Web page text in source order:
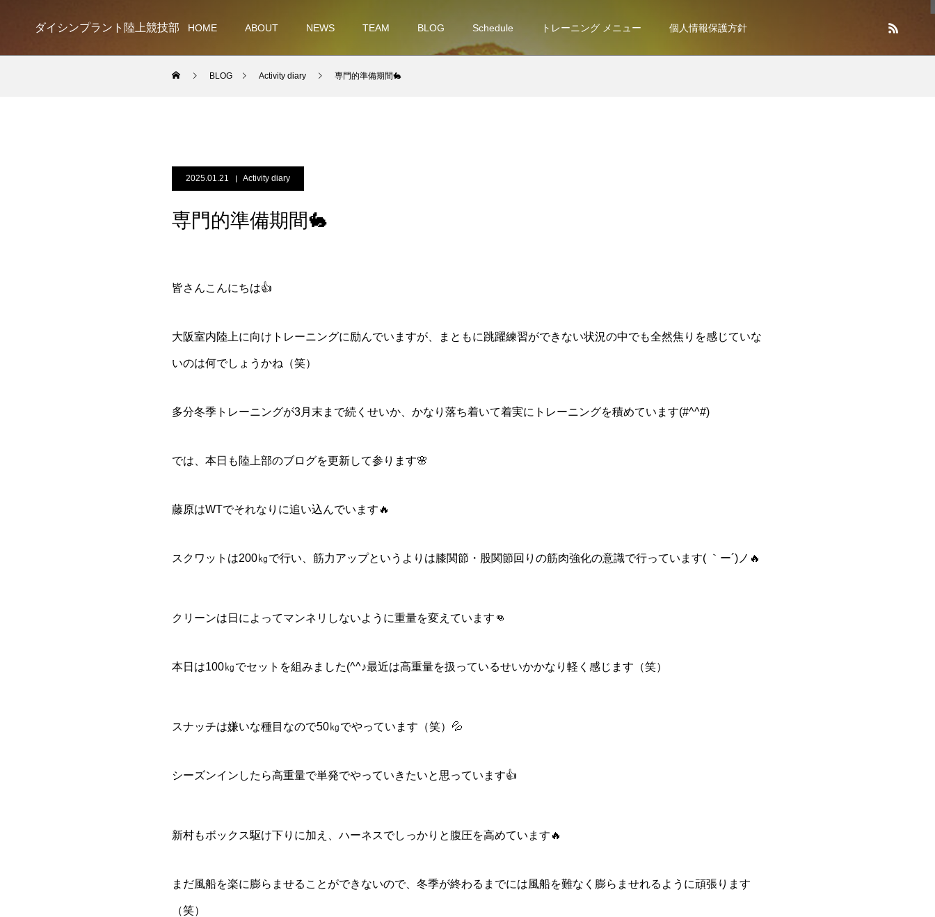
ダイシンプラント陸上競技部 HOME ABOUT NEWS TEAM BLOG Schedule トレーニング メニュー 個人情報保護方針
BLOG Activity diary 専門的準備期間🐇
2025.01.21 Activity diary
専門的準備期間🐇
皆さんこんにちは👍
大阪室内陸上に向けトレーニングに励んでいますが、まともに跳躍練習ができない状況の中でも全然焦りを感じていな
いのは何でしょうかね（笑）
多分冬季トレーニングが3月末まで続くせいか、かなり落ち着いて着実にトレーニングを積めています(#^^#)
では、本日も陸上部のブログを更新して参ります🌸
藤原はWTでそれなりに追い込んでいます🔥
スクワットは200㎏で行い、筋力アップというよりは膝関節・股関節回りの筋肉強化の意識で行っています( ｀ー´)ノ🔥
クリーンは日によってマンネリしないように重量を変えています👊
本日は100㎏でセットを組みました(^^♪最近は高重量を扱っているせいかかなり軽く感じます（笑）
スナッチは嫌いな種目なので50㎏でやっています（笑）💦
シーズンインしたら高重量で単発でやっていきたいと思っています👍
新村もボックス駆け下りに加え、ハーネスでしっかりと腹圧を高めています🔥
まだ風船を楽に膨らませることができないので、冬季が終わるまでには風船を難なく膨らませれるように頑張ります
（笑）